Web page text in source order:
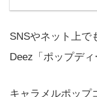
SNSやネット上で
Deez「ポップディ
キャラメルポップ